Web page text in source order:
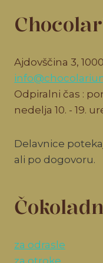
Ajdovščina 3,
Odpiralni čas :
nedelja 10. - 19.
Delavnice
ali po dogovoru.
za odrasle